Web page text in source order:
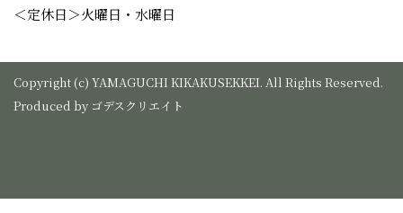
＜定休日＞火曜日・水曜日
Copyright (c) YAMAGUCHI KIKAKUSEKKEI. All Rights Reserved.
Produced by ゴデスクリエイト